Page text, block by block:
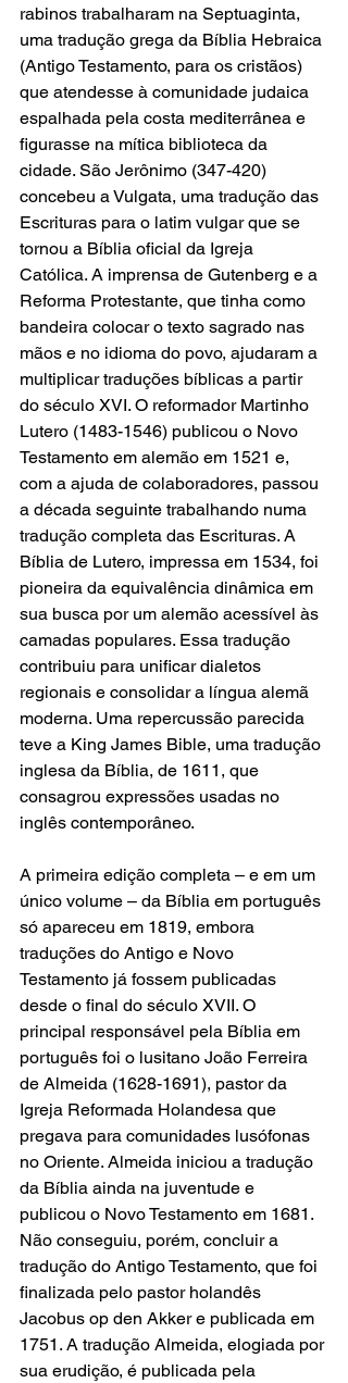
rabinos trabalharam na Septuaginta,
uma tradução grega da Bíblia Hebraica
(Antigo Testamento, para os cristãos)
que atendesse à comunidade judaica
espalhada pela costa mediterrânea e
figurasse na mítica biblioteca da
cidade. São Jerônimo (347-420)
concebeu a Vulgata, uma tradução das
Escrituras para o latim vulgar que se
tornou a Bíblia oficial da Igreja
Católica. A imprensa de Gutenberg e a
Reforma Protestante, que tinha como
bandeira colocar o texto sagrado nas
mãos e no idioma do povo, ajudaram a
multiplicar traduções bíblicas a partir
do século XVI. O reformador Martinho
Lutero (1483-1546) publicou o Novo
Testamento em alemão em 1521 e,
com a ajuda de colaboradores, passou
a década seguinte trabalhando numa
tradução completa das Escrituras. A
Bíblia de Lutero, impressa em 1534, foi
pioneira da equivalência dinâmica em
sua busca por um alemão acessível às
camadas populares. Essa tradução
contribuiu para unificar dialetos
regionais e consolidar a língua alemã
moderna. Uma repercussão parecida
teve a King James Bible, uma tradução
inglesa da Bíblia, de 1611, que
consagrou expressões usadas no
inglês contemporâneo.
A primeira edição completa – e em um
único volume – da Bíblia em português
só apareceu em 1819, embora
traduções do Antigo e Novo
Testamento já fossem publicadas
desde o final do século XVII. O
principal responsável pela Bíblia em
português foi o lusitano João Ferreira
de Almeida (1628-1691), pastor da
Igreja Reformada Holandesa que
pregava para comunidades lusófonas
no Oriente. Almeida iniciou a tradução
da Bíblia ainda na juventude e
publicou o Novo Testamento em 1681.
Não conseguiu, porém, concluir a
tradução do Antigo Testamento, que foi
finalizada pelo pastor holandês
Jacobus op den Akker e publicada em
1751. A tradução Almeida, elogiada por
sua erudição, é publicada pela